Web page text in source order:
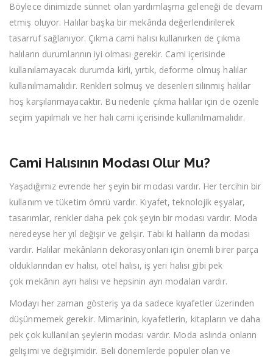
Böylece dinimizde sünnet olan yardımlaşma geleneği de devam
etmiş oluyor. Halılar başka bir mekânda değerlendirilerek
tasarruf sağlanıyor. Çıkma cami halısı kullanırken de çıkma
halıların durumlarının iyi olması gerekir. Cami içerisinde
kullanılamayacak durumda kirli, yırtık, deforme olmuş halılar
kullanılmamalıdır. Renkleri solmuş ve desenleri silinmiş halılar
hoş karşılanmayacaktır. Bu nedenle çıkma halılar için de özenle
seçim yapılmalı ve her halı cami içerisinde kullanılmamalıdır.
Cami Halısının Modası Olur Mu?
Yaşadığımız evrende her şeyin bir modası vardır. Her tercihin bir
kullanım ve tüketim ömrü vardır. Kıyafet, teknolojik eşyalar,
tasarımlar, renkler daha pek çok şeyin bir modası vardır. Moda
neredeyse her yıl değişir ve gelişir. Tabi ki halıların da modası
vardır. Halılar mekânların dekorasyonları için önemli birer parça
olduklarından ev halısı, otel halısı, iş yeri halısı gibi pek
çok mekânın ayrı halısı ve hepsinin ayrı modaları vardır.
Modayı her zaman gösteriş ya da sadece kıyafetler üzerinden
düşünmemek gerekir. Mimarinin, kıyafetlerin, kitapların ve daha
pek çok kullanılan şeylerin modası vardır. Moda aslında onların
gelişimi ve değişimidir. Beli dönemlerde popüler olan ve